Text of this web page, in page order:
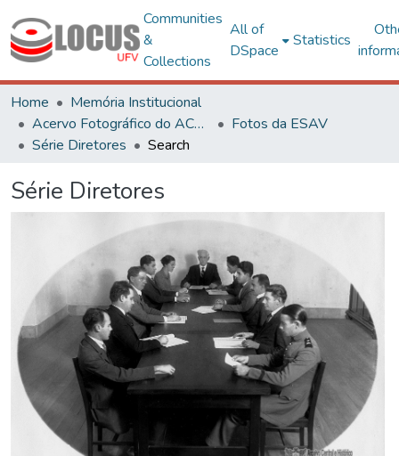
Communities
&
Collections
All of
DSpace
Statistics
Home
Memória Institucional
Acervo Fotográfico do ACH-UFV
Fotos da ESAV
Série Diretores
Search
Série Diretores